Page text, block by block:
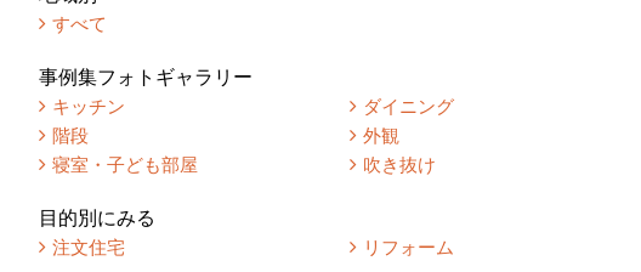
すべて
事例集フォトギャラリー
キッチン
ダイニング
階段
外観
寝室・子ども部屋
吹き抜け
目的別にみる
注文住宅
リフォーム